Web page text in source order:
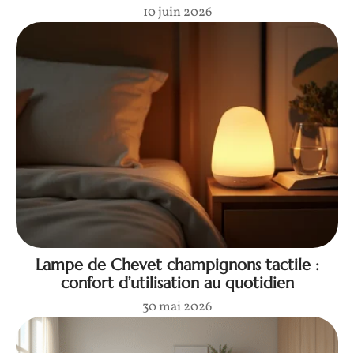
10 juin 2026
Lampe de Chevet champignons tactile :
confort d’utilisation au quotidien
30 mai 2026